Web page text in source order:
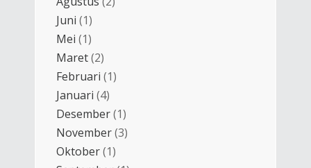
Juni (1)
Mei (1)
Maret(2)
Februari (1)
Januari (4)
Desember(1)
November(3)
Oktober(1)